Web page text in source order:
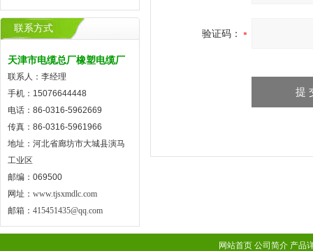
联系方式
天津市电缆总厂橡塑电缆厂
联系人：李经理
手机：15076644448
电话：86-0316-5962669
传真：86-0316-5961966
地址：河北省廊坊市大城县演马
工业区
邮编：069500
网址： www.tjsxmdlc.com
邮箱： 415451435@qq.com
验证码：
网站首页 公司简介 产品